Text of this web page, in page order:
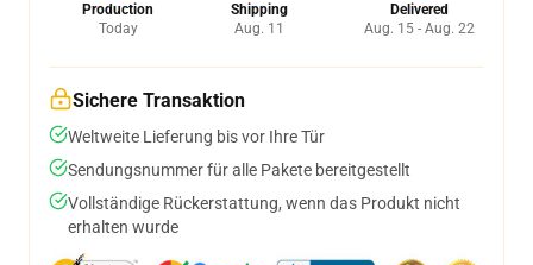
Production
Today
Shipping
Aug. 11
Delivered
Aug. 15 - Aug. 22
Sichere Transaktion
Weltweite Lieferung bis vor Ihre Tür
Sendungsnummer für alle Pakete bereitgestellt
Vollständige Rückerstattung, wenn das Produkt nicht
erhalten wurde